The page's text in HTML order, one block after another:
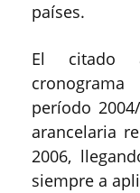
países.
El citado
período
arancelaria
2006,
siempre a